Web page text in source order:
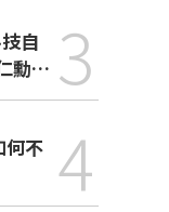
勳觀 3
4